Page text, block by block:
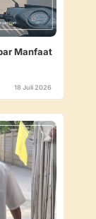
Manfaat
18 Juli 2026